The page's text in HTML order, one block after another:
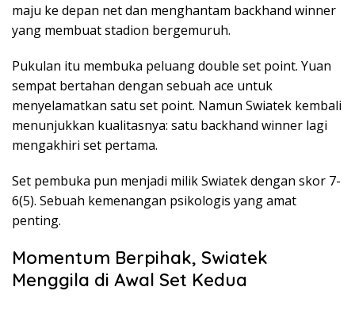
maju ke depan net dan menghantam backhand winner
yang membuat stadion bergemuruh.
Pukulan itu membuka peluang double set point. Yuan
sempat bertahan dengan sebuah ace untuk
menyelamatkan satu set point. Namun Swiatek kembali
menunjukkan kualitasnya: satu backhand winner lagi
mengakhiri set pertama.
Set pembuka pun menjadi milik Swiatek dengan skor 7-
6(5). Sebuah kemenangan psikologis yang amat
penting.
Momentum Berpihak, Swiatek
Menggila di Awal Set Kedua